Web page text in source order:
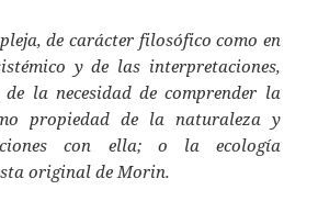
de carácter filosófico como en
y de las interpretaciones,
la necesidad de comprender la
propiedad de la naturaleza y
con ella; o la ecología
original de Morin.